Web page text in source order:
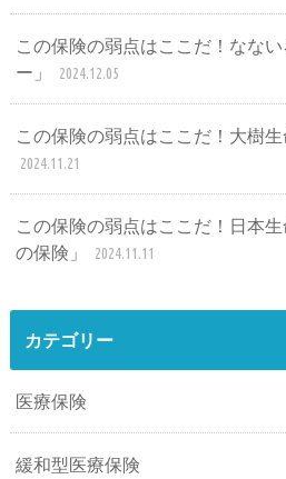
この保険の弱点はここだ！なな
ー」
2024.12.05
この保険の弱点はここだ！大樹生
2024.11.21
この保険の弱点はここだ！日本
の保険」
2024.11.11
カテゴリー
医療保険
緩和型医療保険